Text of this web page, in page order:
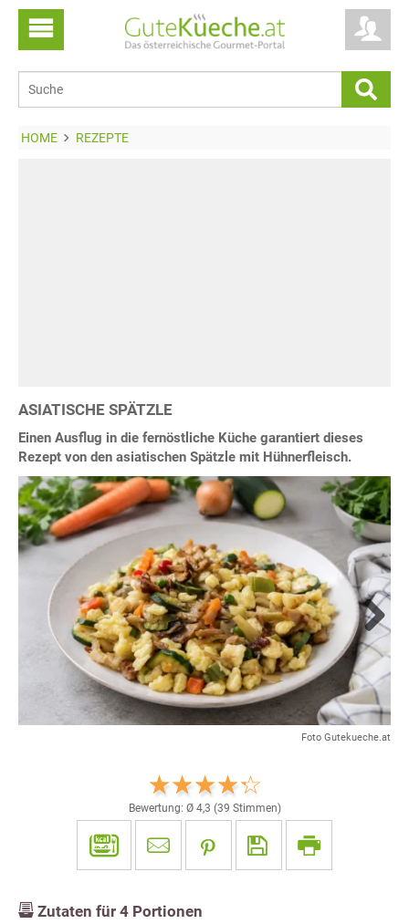
HOME REZEPTE
ASIATISCHE SPÄTZLE
Einen Ausflug in die fernöstliche Küche garantiert dieses
Rezept von den asiatischen Spätzle mit Hühnerfleisch.
Foto Gutekueche.at
Next
Bewertung: Ø 4,3 (39 Stimmen)
Zutaten für 4 Portionen